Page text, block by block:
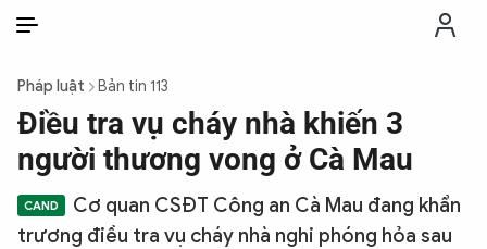
THỜI SỰ
CHỐNG DIỄN BIẾN HÒA BÌNH
CÔNG AN TRONG LÒNG DÂN
Pháp luật Bản tin 113
Điều tra vụ cháy nhà khiến 3
người thương vong ở Cà Mau
Cơ quan CSĐT Công an Cà Mau đang khẩn
trương điều tra vụ cháy nhà nghi phóng hỏa sau